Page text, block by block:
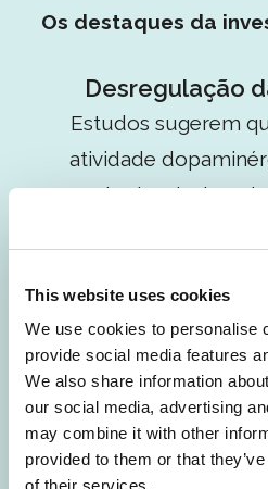
This website uses cookies
We use cookies to personalise
provide social media features
We also share information
our social media, advertising
may combine it with other
provided to them or that
of their services.
Os destaques da
Desregulação
Estudos sugerem
atividade
cerebrais
para a gaguez.
moduladores da
potenciais
Disfunção dos
Estudos de